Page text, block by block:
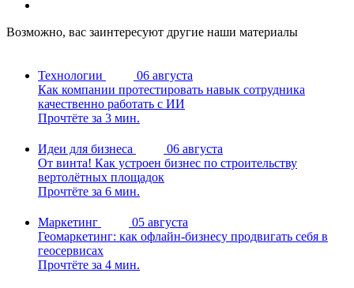
Возможно, вас заинтересуют другие наши материалы
Технологии
06 августа
Как компании протестировать навык сотрудника
качественно работать с ИИ
Прочтёте за 3 мин.
Идеи для бизнеса
06 августа
От винта! Как устроен бизнес по строительству
вертолётных площадок
Прочтёте за 6 мин.
Маркетинг
05 августа
Геомаркетинг: как офлайн-бизнесу продвигать себя в
геосервисах
Прочтёте за 4 мин.